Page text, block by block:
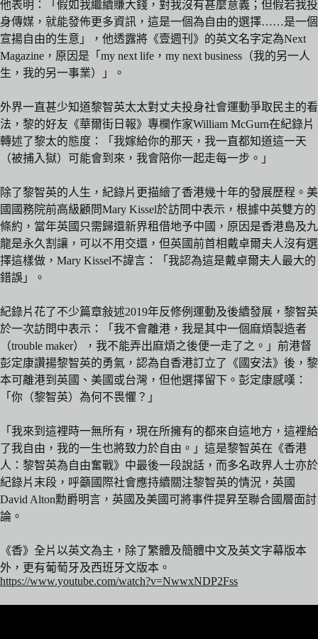
他表明：「假如我繼續賺大錢，對我沒有甚麼意義；但假若我投
身傳媒，就能發佈更多資訊，這是一個為自由的選擇……是一個
宣揚自由的生意」，他透露將《壹週刊》的英文名字定為Next
Magazine，原因是「my next life，my next business（我的另一人
生，我的另一事業）」。
外界一直甚少知道黎智英太太對丈夫投身社會運動爭取民主的看
法，黎的好友《華爾街日報》專欄作家William McGurn在紀錄片
轉述了黎太的態度：「我嫁給你的那天，我一直都知道這一天
（被捕入獄）可能會到來，我會陪你一起走每一步。」
除了黎智英的人生，紀錄片更描繪了香港幾十年的發展歷程。美
國國務院前高級顧問Mary Kissel於訪問中表示，根據中英雙方的
條約，當年英國只需歸還新界租借地予中國，原因是香港島及九
龍是永久割讓，可以不用交還，但英國前首相戴卓爾夫人沒有選
擇這樣做，Mary Kissel不諱言：「我認為這是戴卓爾夫人最大的
錯誤」。
紀錄片花了不少篇章敍述2019年反修例運動及後續發展，黎智英
於一次訪問中表示：「我不會離港，我是其中一個麻煩製造者
（trouble maker），我不能弄出麻煩之後便一走了之。」前港督
彭定康讚揚黎智英的勇氣，認為自香港訂立了《國安法》後，黎
本可離港到英國、美國或台灣，但他選擇留下。彭定康感嘆：
「你（黎智英）為何不畏懼？」
「我來到這裡時一無所有，現在所擁有的都來自這地方，這裡給
了我自由，我的一生也將致力於自由。」這是黎智英在《香港
人：黎智英為自由奮戰》中最後一段說話，而多名政界人士亦於
紀錄片末段，呼籲國際社會應持續關注黎智英的情況，英國
David Alton勳爵明言，英國及美國可將事件提昇至聯合國層面討
論。
《香》全片以英文為主，除了繁體及簡體中文及英文字幕版本
外，更有葡萄牙及西班牙文版本。
https://www.youtube.com/watch?v=NwwxNDP2Fss